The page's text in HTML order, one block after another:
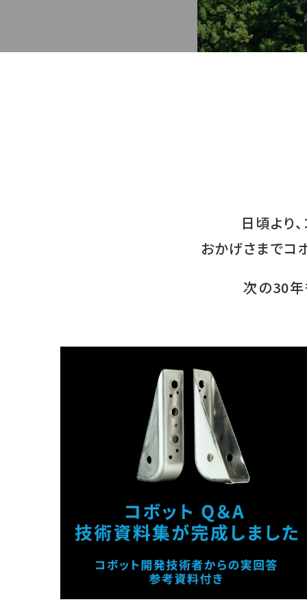
国土交通省大臣認
日頃より
おかげさまでコ
次の30年